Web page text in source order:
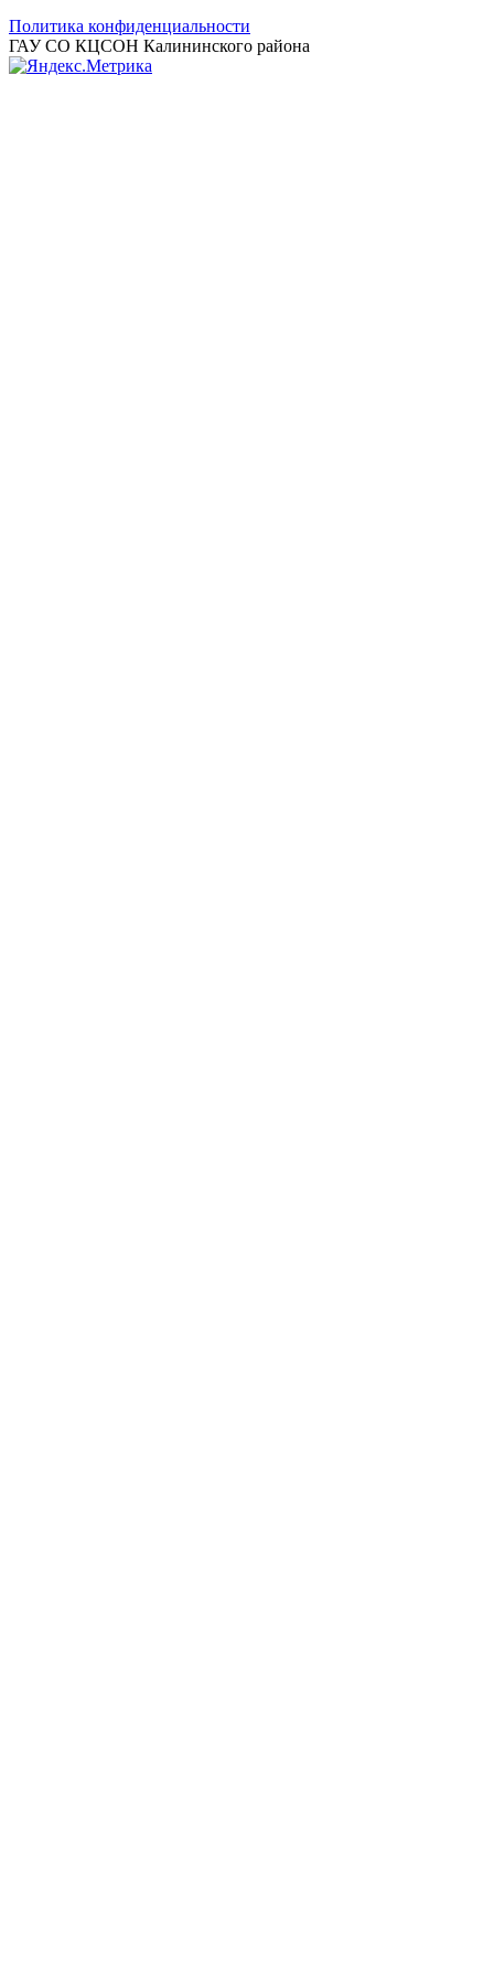
Политика конфиденциальности
ГАУ СО КЦСОН Калининского района